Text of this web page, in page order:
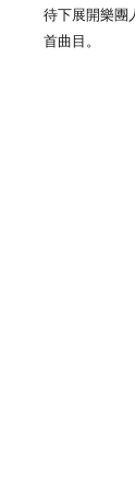
待下展開樂團
首曲目。